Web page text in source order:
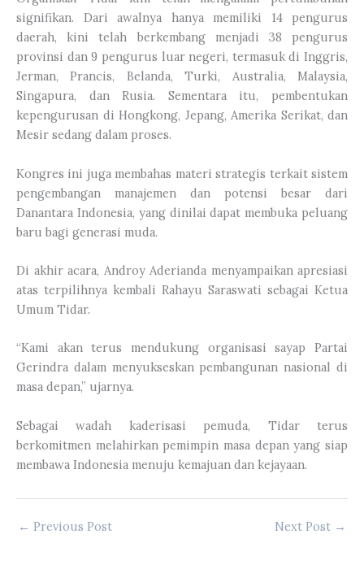
signifikan. Dari awalnya hanya memiliki 14 pengurus
daerah, kini telah berkembang menjadi 38 pengurus
provinsi dan 9 pengurus luar negeri, termasuk di Inggris,
Jerman, Prancis, Belanda, Turki, Australia, Malaysia,
Singapura, dan Rusia. Sementara itu, pembentukan
kepengurusan di Hongkong, Jepang, Amerika Serikat, dan
Mesir sedang dalam proses.
Kongres ini juga membahas materi strategis terkait sistem
pengembangan manajemen dan potensi besar dari
Danantara Indonesia, yang dinilai dapat membuka peluang
baru bagi generasi muda.
Di akhir acara, Androy Aderianda menyampaikan apresiasi
atas terpilihnya kembali Rahayu Saraswati sebagai Ketua
Umum Tidar.
“Kami akan terus mendukung organisasi sayap Partai
Gerindra dalam menyukseskan pembangunan nasional di
masa depan,” ujarnya.
Sebagai wadah kaderisasi pemuda, Tidar terus
berkomitmen melahirkan pemimpin masa depan yang siap
membawa Indonesia menuju kemajuan dan kejayaan.
← Previous Post Next Post →